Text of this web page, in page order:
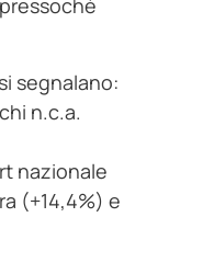
segnalano:
n.c.a.
nazionale
(+14,4%) e